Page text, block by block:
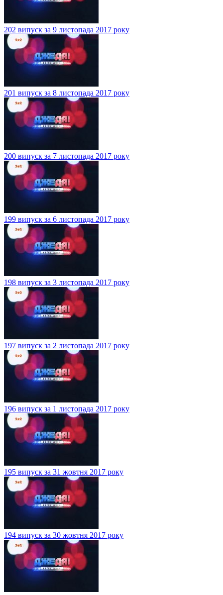
202 випуск за 9 листопада 2017 року
201 випуск за 8 листопада 2017 року
200 випуск за 7 листопада 2017 року
199 випуск за 6 листопада 2017 року
198 випуск за 3 листопада 2017 року
197 випуск за 2 листопада 2017 року
196 випуск за 1 листопада 2017 року
195 випуск за 31 жовтня 2017 року
194 випуск за 30 жовтня 2017 року